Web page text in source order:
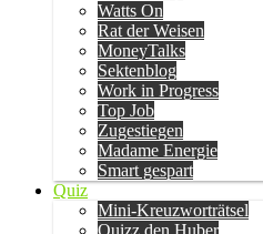
Watts On
Rat der Weisen
MoneyTalks
Sektenblog
Work in Progress
Top Job
Zugestiegen
Madame Energie
Smart gespart
Quiz
Mini-Kreuzworträtsel
Quizz den Huber